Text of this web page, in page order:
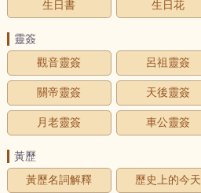
生日書 生日花
靈簽
觀音靈簽
呂祖靈簽
關帝靈簽 天後靈簽
月老靈簽 車公靈簽
黃歷
黃歷名詞解釋
歷史上的今天